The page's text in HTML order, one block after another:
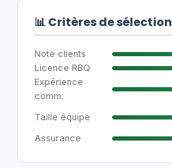
📊 Critères de sélection
Note clients
Licence RBQ
Expérience
comm.
Taille équipe
Assurance